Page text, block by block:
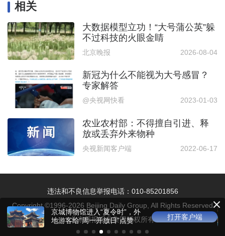
相关
大数据模型立功！“大号蒲公英”躲
不过科技的火眼金睛
北京晚报 2026-08-04
新冠为什么不能视为大号感冒？
专家解答
@央视网快看 2023-01-03
农业农村部：不得擅自引进、释
放或丢弃外来物种
央视新闻客户端 2022-06-17
违法和不良信息举报电话：010-85201856
Copyright ©1996-2026 Beijing Daily Group, All Rights Reserved
北京日报报业集团版权所有
京城博物馆进入“夏令时”，外
地游客给“周一开放日”点赞
打开客户端